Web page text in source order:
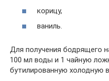
корицу,
ваниль.
Для получения бодрящего
100 мл воды и 1 чайную
бутилированную холодную